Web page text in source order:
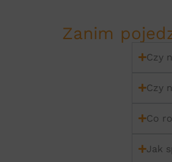
Zanim
Czy
Czy
Co
Jak